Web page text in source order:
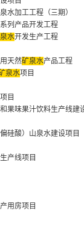
水加工工程（三期）
列产品开发工程
水开发生产工程
天然矿泉水产品工程
泉水项目
目
果味果汁饮料生产线建
硅酸）山泉水建设项目
产线项目
用房项目